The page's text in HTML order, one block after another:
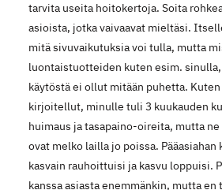
tarvita useita hoitokertoja. Soita
asioista, jotka vaivaavat mieltäsi.
mitä sivuvaikutuksia voi tulla, mutta
luontaistuotteiden kuten esim.
käytöstä ei ollut mitään puhetta.
kirjoitellut, minulle tuli 3 kuukauden
huimaus ja tasapaino-oireita, mutta
ovat melko lailla jo poissa.
kasvain rauhoittuisi ja kasvu loppuisi.
kanssa asiasta enemmänkin, mutta en